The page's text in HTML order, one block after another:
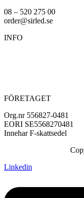
08 – 520 275 00
order@sirled.se
INFO
FÖRETAGET
Org.nr 556827-0481
EORI SE5568270481
Innehar F-skattsedel
Linkedin